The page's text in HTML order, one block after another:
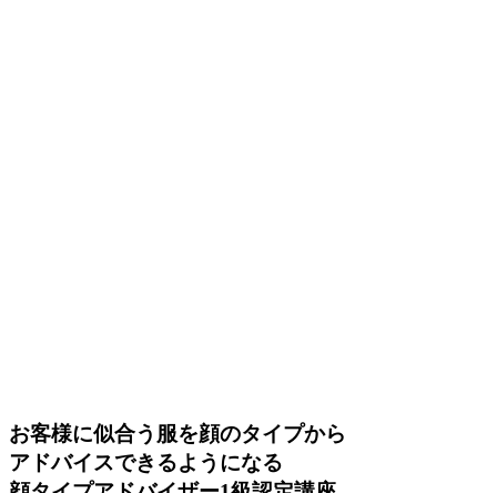
お客様に似合う服を顔のタイプから
アドバイスできるようになる